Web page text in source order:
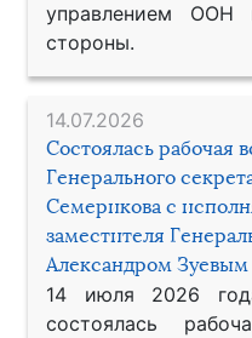
управлением ООН
стороны.
14.07.2026
Состоялась рабочая
Генерального
Семерикова с
заместителя
Александром Зуевым
14 июля 2026
состоялась